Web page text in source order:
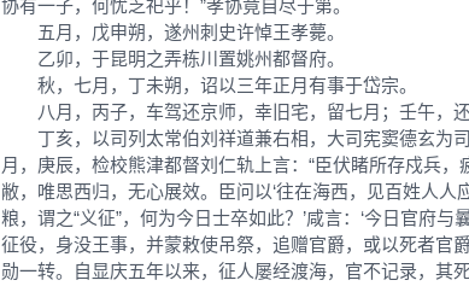
协有一子，何忧乏祀乎！”孝协竟自尽于第。
五月，戊申朔，遂州刺史许悼王孝薨。
乙卯，于昆明之弄栋川置姚州都督府。
秋，七月，丁未朔，诏以三年正月有事于岱宗。
八月，丙子，车驾还京师，幸旧宅，留七月；壬午，还
丁亥，以司列太常伯刘祥道兼右相，大司宪窦德玄为
月，庚辰，检校熊津都督刘仁轨上言：“臣伏睹所存戍兵
敝，唯思西归，无心展效。臣问以‘往在海西，见百姓人人
粮，谓之“义征”，何为今日士卒如此？’咸言：‘今日官府
征役，身没王事，并蒙敕使吊祭，追赠官爵，或以死者官
勋一转。自显庆五年以来，征人屡经渡海，官不记录，其